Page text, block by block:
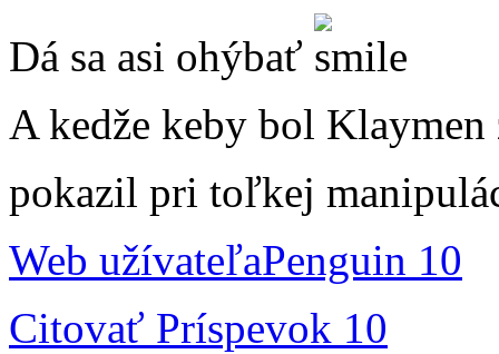
Dá sa asi ohýbať
A kedže keby bol
pokazil pri toľkej
Web užívateľaPenguin 10
Citovať Príspevok 10